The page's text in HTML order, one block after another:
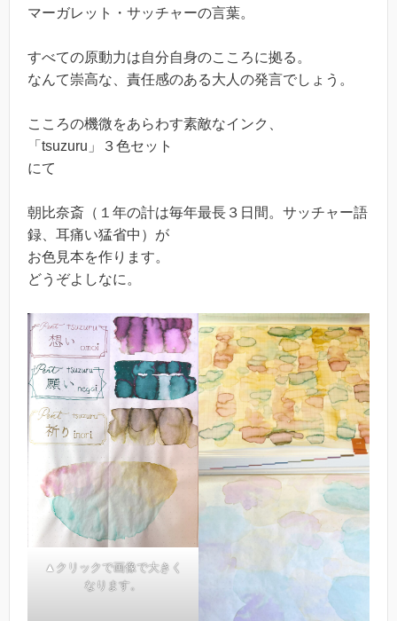
マーガレット・サッチャーの言葉。
すべての原動力は自分自身のこころに拠る。
なんて崇高な、責任感のある大人の発言でしょう。
こころの機微をあらわす素敵なインク、
「tsuzuru」３色セット
にて
朝比奈斎（１年の計は毎年最長３日間。サッチャー語
録、耳痛い猛省中）が
お色見本を作ります。
どうぞよしなに。
▲クリックで画像で大きく
なります。